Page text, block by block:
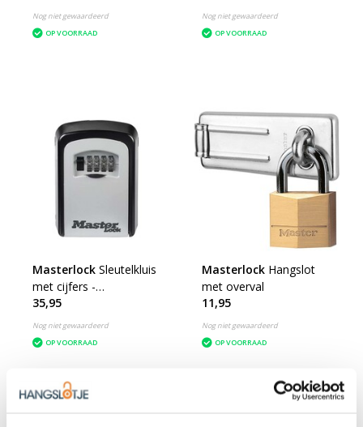
Nog niet gewaardeerd
OP VOORRAAD
Nog niet gewaardeerd
OP VOORRAAD
Masterlock Sleutelkluis
met cijfers -
Veiligheidskastje
35,95
Nog niet gewaardeerd
OP VOORRAAD
Masterlock Hangslot
met overval
11,95
Nog niet gewaardeerd
OP VOORRAAD